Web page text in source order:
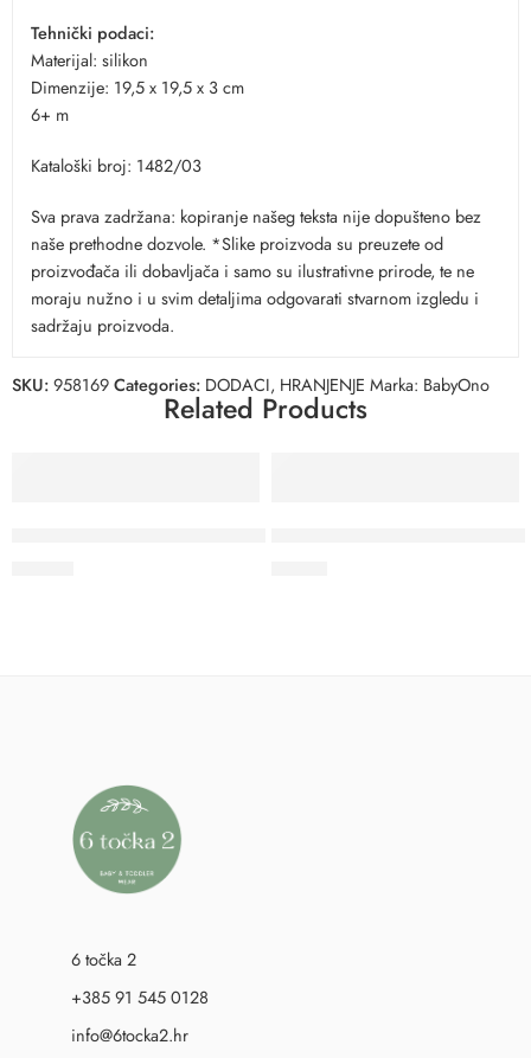
Tehnički podaci:
Materijal: silikon
Dimenzije: 19,5 x 19,5 x 3 cm
6+ m
Kataloški broj: 1482/03
Sva prava zadržana: kopiranje našeg teksta nije dopušteno bez
naše prethodne dozvole. *Slike proizvoda su preuzete od
proizvođača ili dobavljača i samo su ilustrativne prirode, te ne
moraju nužno i u svim detaljima odgovarati stvarnom izgledu i
sadržaju proizvoda.
SKU:958169Categories: DODACI, HRANJENJE Marka: BabyOno
Related Products
6 točka 2
+385 91 545 0128
info@6tocka2.hr